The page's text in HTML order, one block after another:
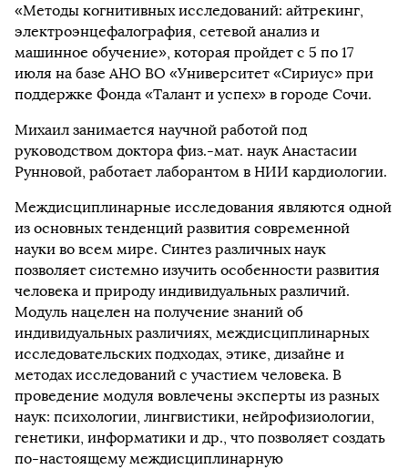
«Mетоды когнитивных исследований: айтрекинг,
электроэнцефалография, сетевой анализ и
машинное обучение», которая пройдет с 5 по 17
июля на базе АНО ВО «Университет «Сириус» при
поддержке Фонда «Талант и успех» в городе Сочи.
Михаил занимается научной работой под
руководством доктора физ.-мат. наук Анастасии
Рунновой, работает лаборантом в НИИ кардиологии.
Междисциплинарные исследования являются одной
из основных тенденций развития современной
науки во всем мире. Синтез различных наук
позволяет системно изучить особенности развития
человека и природу индивидуальных различий.
Модуль нацелен на получение знаний об
индивидуальных различиях, междисциплинарных
исследовательских подходах, этике, дизайне и
методах исследований с участием человека. В
проведение модуля вовлечены эксперты из разных
наук: психологии, лингвистики, нейрофизиологии,
генетики, информатики и др., что позволяет создать
по-настоящему междисциплинарную